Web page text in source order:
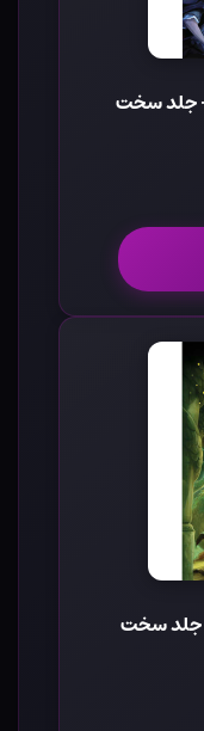
- جلد سخت
- جلد سخت